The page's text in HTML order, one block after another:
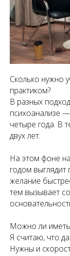
Сколько нужно
практиком?
В разных
психоанализе
четыре года. В
двух лет.
На этом фоне
годом выглядит
желание
тем вызывает
Можно ли иметь
Я считаю, что да.
Нужны и